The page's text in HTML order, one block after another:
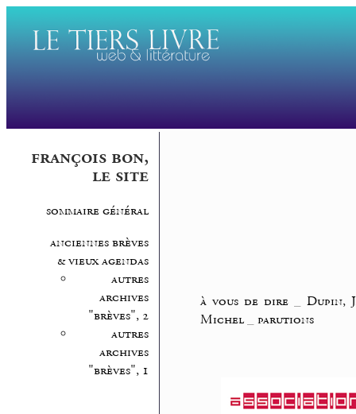
françois bon,
le site
sommaire général
anciennes brèves
& vieux agendas
autres
archives
"brèves", 2
autres
archives
"brèves", 1
à vous de dire_Dupin,
Michel
parutions